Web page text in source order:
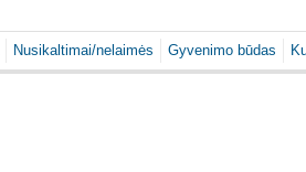
Nusikaltimai/nelaimės Gyvenimo būdas